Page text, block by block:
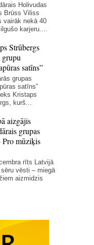
Holivudas
Brūss Viliss
vairāk nekā 40
karjeru....
Strūbergs
grupu
satīns”
grupas
satīns”
Kristaps
kurš...
aizgājis
grupas
Pro mūziķis
rīts Latvijā
vēsti – miegā
aizmidzis